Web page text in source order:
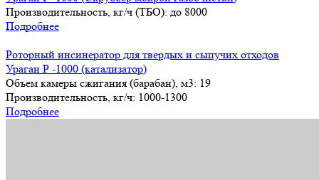
Производительность, кг/ч (ТБО): до 8000
Подробнее
Роторный инсинератор для твердых и сыпучих отходов
Ураган Р -1000 (катализатор)
Объем камеры сжигания (барабан), м3: 19
Производительность, кг/ч: 1000-1300
Подробнее